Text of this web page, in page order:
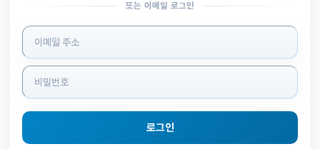
또는 이메일 로그인
로그인 정보 입력
로그인